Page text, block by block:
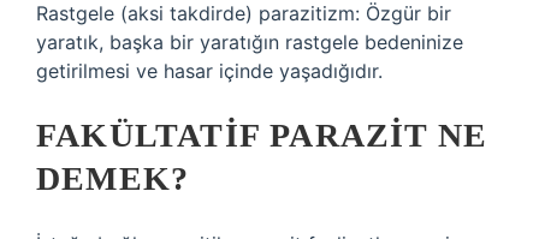
Rastgele (aksi takdirde) parazitizm: Özgür bir
yaratık, başka bir yaratığın rastgele bedeninize
getirilmesi ve hasar içinde yaşadığıdır.
FAKÜLTATIF PARAZIT NE
DEMEK?